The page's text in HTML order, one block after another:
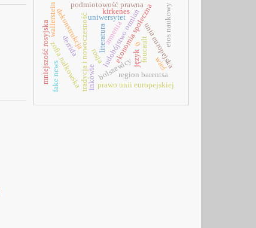
rosja
tradycja i nowoczesność ludobójstwo ormian
0
literatura
zofia nałkowska
uniwersytet
dekonstrukcja ekonomia społeczna
derrida foucault
język
bolszewicy unia europejska
prawo unii europejskiej
armenia etos naukowy
podmiotowość prawna
kirkenes
region barentsa
mniejszość rosyjska inkowie
fake news
wallerstein
wieś